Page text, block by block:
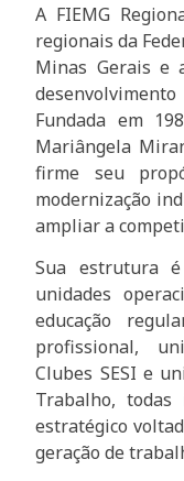
A FIEMG
regionais da
Minas Gerais e
Fundada em
Mariângela
firme seu
modernização
ampliar a
Sua estrutura
unidades
educação
profissional,
Clubes SESI e
Trabalho,
estratégico
geração de